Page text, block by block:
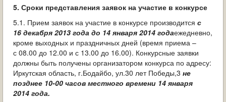
5. Сроки представления заявок на участие в конкурсе
5.1. Прием заявок на участие в конкурсе производится с
16 декабря 2013 года до 14 января 2014 годаежедневно,
кроме выходных и праздничных дней (время приема –
с 08.00 до 12.00 и с 13.00 до 16.00). Конкурсные заявки
должны быть получены организатором конкурса по адресу:
Иркутская область, г.Бодайбо, ул.30 лет Победы,3 не
позднее 10-00 часов местного времени 14 января
2014 года.